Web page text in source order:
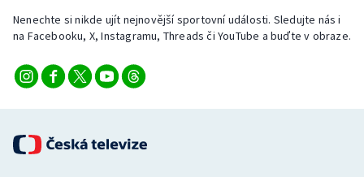
Nenechte si nikde ujít nejnovější sportovní události. Sledujte nás i
na Facebooku, X, Instagramu, Threads či YouTube a buďte v obraze.